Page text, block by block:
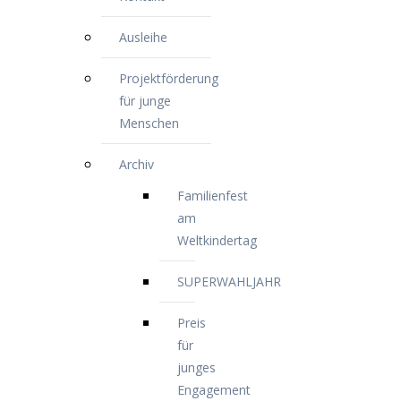
Ausleihe
Projektförderung
für junge
Menschen
Archiv
Familienfest
am
Weltkindertag
SUPERWAHLJAHR
Preis
für
junges
Engagement